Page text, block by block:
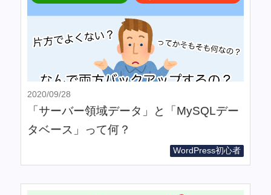
2020/09/28
「サーバー領域データ」と「MySQLデー
タベース」って何？
WordPress初心者